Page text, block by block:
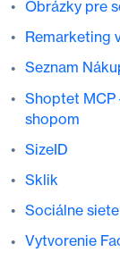
Obrázky pre
Remarketing
Seznam
Shoptet MCP
shopom
SizeID
Sklik
Sociálne siete
Vytvorenie